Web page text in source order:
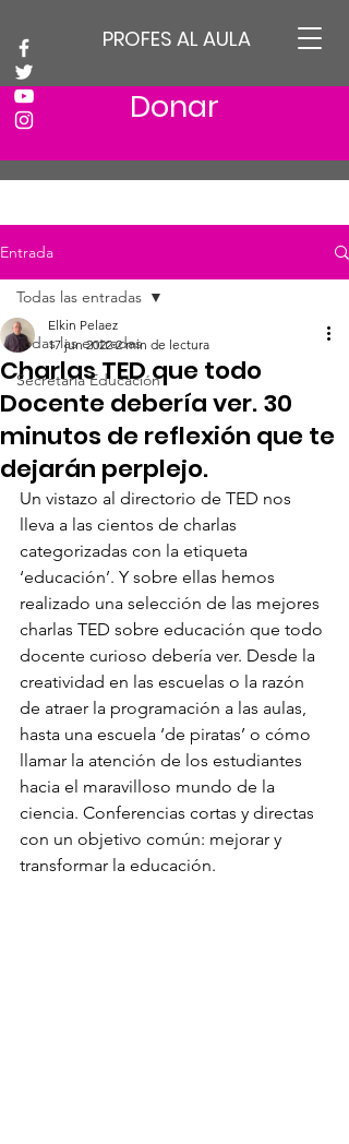
PROFES AL AULA
Donar
Entrada
Todas las entradas
Secretaria Educación
Todas las entradas
Charlas TED que todo
Docente debería ver. 30
minutos de reflexión que te
dejarán perplejo.
Elkin Pelaez
17 jun 2022 2 min de lectura
Un vistazo al directorio de TED nos
lleva a las cientos de charlas
categorizadas con la etiqueta
‘educación’. Y sobre ellas hemos
realizado una selección de las mejores
charlas TED sobre educación que todo
docente curioso debería ver. Desde la
creatividad en las escuelas o la razón
de atraer la programación a las aulas,
hasta una escuela ‘de piratas’ o cómo
llamar la atención de los estudiantes
hacia el maravilloso mundo de la
ciencia. Conferencias cortas y directas
con un objetivo común: mejorar y
transformar la educación.